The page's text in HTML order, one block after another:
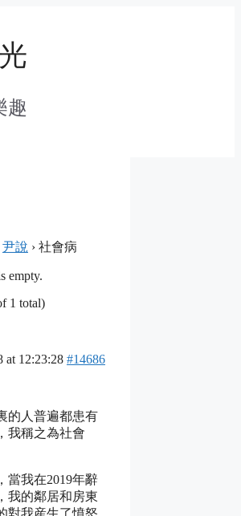
趣
尹說 › 社會病
empty.
1 total)
at 12:23:28 #14686
的人普遍都患有
我稱之為社會
當我在2019年辭
我的鄰居和房東